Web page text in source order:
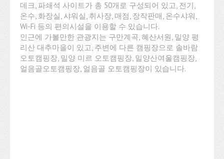
데크, 파쇄석 사이트가 총 50개로 구성되어 있고, 전기,
온수, 화장실, 샤워실, 취사장, 매점, 장작판매, 온수샤워,
Wi-Fi 등의 편의시설을 이용할 수 있습니다.
인근에 가볼만한 관광지는 구만계곡, 혜산서원, 밀양 평
리산 대추마을이 있고, 주변에 다른 캠핑장으로 솔바람
오토캠핑장, 밀양 미르 오토캠핑장, 밀양산여울캠핑장,
얼음골오토캠핑장, 얼음골 오토캠핑장이 있습니다.